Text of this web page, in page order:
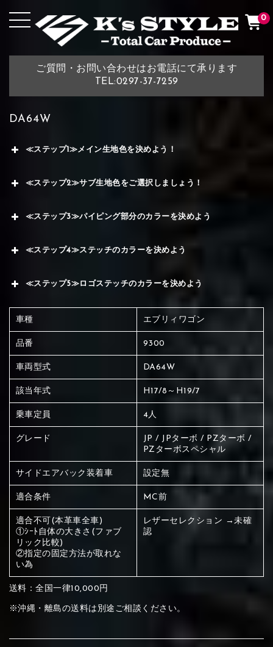
ご質問・お問い合わせはお電話にて承ります
TEL:0297-37-7259
0
DA64W
≪ステップ1≫メイン生地色を決めよう！
赤く塗られている場所を選択
ください
メイン生地は下記16種類からご選択ください。
≪ステップ2≫サブ生地色をご選択しましょう！
赤く塗られている部分にカラ
ー選択ください
≪ステップ3≫パイピング部分のカラーを決めよう
≪ステップ4≫ステッチのカラーを決めよう
≪ステップ5≫ロゴステッチのカラーを決めよう
車種 エブリィワゴン
品番 9300
車両型式 DA64W
該当年式 H17/8～H19/7
乗車定員 4人
グレード
JP / JPターボ / PZターボ /
PZターボスペシャル
サイドエアバック装着車 設定無
適合条件 MC前
適合不可(本革車全車)
①ｼｰﾄ自体の大きさ(ファブ
リック比較)
②指定の固定方法が取れな
い為
レザーセレクション →未確
認
送料：全国一律10,000円
※沖縄・離島の送料は別途ご相談ください。